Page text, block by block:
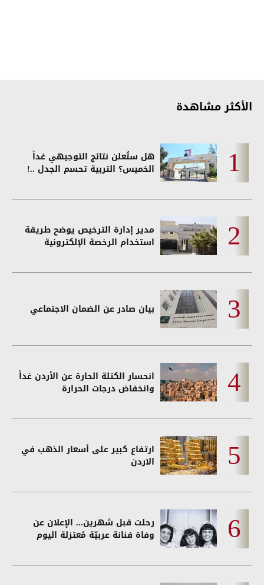
الأكثر مشاهدة
هل ستُعلن نتائج التوجيهي غداً
الخميس؟ التربية تحسم الجدل ..!
مدير إدارة الترخيص يوضح طريقة
استخدام الرخصة الإلكترونية
بيان صادر عن الضمان الاجتماعي
انحسار الكتلة الحارة عن الأردن غداً
وانخفاض درجات الحرارة
ارتفاع كبير على أسعار الذهب في
الاردن
رحلت قبل شهرين... الإعلان عن
وفاة فنانة عربيّة مُعتزلة اليوم